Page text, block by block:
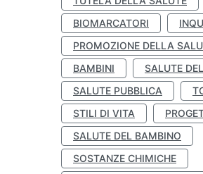
BIOMARCATORI
PROMOZIONE DELLA
BAMBINI
SALUTE
SALUTE PUBBLICA
STILI DI VITA
SALUTE DEL BAMBINO
SOSTANZE CHIMICHE